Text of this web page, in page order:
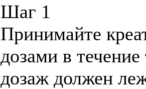
Шаг 1
Принимайте
дозами в
дозаж должен